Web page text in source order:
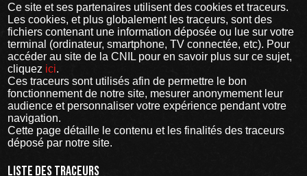
Ce site et ses partenaires utilisent des cookies et traceurs.
Les cookies, et plus globalement les traceurs, sont des
fichiers contenant une information déposée ou lue sur votre
terminal (ordinateur, smartphone, TV connectée, etc). Pour
accéder au site de la CNIL pour en savoir plus sur ce sujet,
cliquez ici.
Ces traceurs sont utilisés afin de permettre le bon
fonctionnement de notre site, mesurer anonymement leur
audience et personnaliser votre expérience pendant votre
navigation.
Cette page détaille le contenu et les finalités des traceurs
déposé par notre site.
Liste des traceurs